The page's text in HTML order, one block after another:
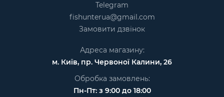
Telegram
fishunterua@gmail.com
Замовити дзвінок
Адреса магазину:
м. Київ, пр. Червоної Калини, 26
Обробка замовлень:
Пн-Пт: з 9:00 до 18:00